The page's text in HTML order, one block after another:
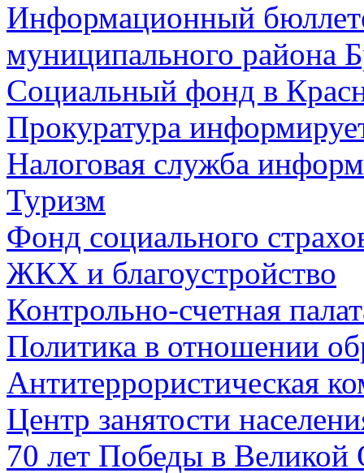
Информационный
муниципального района
Социальный фонд в
Прокуратура
Налоговая служба
Туризм
Фонд социального
ЖКХ и благоустройство
Контрольно-счетная
Политика в отношении
Антитеррористическая
Центр занятости
70 лет Победы в Великой